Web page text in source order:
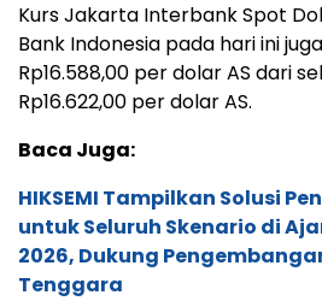
Kurs Jakarta Interbank Spot
Bank Indonesia pada hari ini
Rp16.588,00 per dolar AS dari
Rp16.622,00 per dolar AS.
Baca Juga:
HIKSEMI Tampilkan Solusi
untuk Seluruh Skenario di
2026, Dukung
Tenggara